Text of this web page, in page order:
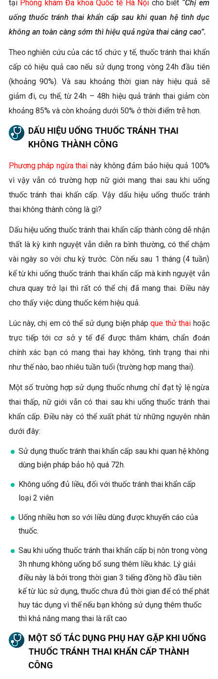
tại Phòng khám Đa khoa Quốc tế Hà Nội cho biết “Chị em
uống thuốc tránh thai khẩn cấp sau khi quan hệ tình dục
không an toàn càng sớm thì hiệu quả ngừa thai càng cao”.
Theo nghiên cứu của các tổ chức y tế, thuốc tránh thai khẩn
cấp có hiệu quả cao nếu sử dụng trong vòng 24h đầu tiên
(khoảng 90%). Và sau khoảng thời gian này hiệu quả sẽ
giảm đi, cụ thể, từ 24h – 48h hiệu quả tránh thai giảm còn
khoảng 85% và còn khoảng dưới 50% ở thời điểm trễ hơn.
DẤU HIỆU UỐNG THUỐC TRÁNH THAI
KHÔNG THÀNH CÔNG
Phương pháp ngừa thai này không đảm bảo hiệu quả 100%
vì vậy vẫn có trường hợp nữ giới mang thai sau khi uống
thuốc tránh thai khẩn cấp. Vậy dấu hiệu uống thuốc tránh
thai không thành công là gì?
Dấu hiệu uống thuốc tránh thai khẩn cấp thành công dễ nhận
thất là kỳ kinh nguyệt vẫn diễn ra bình thường, có thể chậm
vài ngày so với chu kỳ trước. Còn nếu sau 1 tháng (4 tuần)
kể từ khi uống thuốc tránh thai khẩn cấp mà kinh nguyệt vẫn
chưa quay trở lại thì rất có thể chị đã mang thai. Điều này
cho thấy việc dùng thuốc kém hiệu quả.
Lúc này, chị em có thể sử dụng biện phápque thử thai hoặc
trực tiếp tới cơ sở y tế để được thăm khám, chẩn đoán
chính xác bạn có mang thai hay không, tình trạng thai nhi
như thế nào, bao nhiêu tuần tuổi (trường hợp mang thai).
Một số trường hợp sử dụng thuốc nhưng chỉ đạt tỷ lệ ngừa
thai thấp, nữ giới vẫn có thai sau khi uống thuốc tránh thai
khẩn cấp. Điều này có thể xuất phát từ những nguyên nhân
dưới đây:
Sử dụng thuốc tránh thai khẩn cấp sau khi quan hệ không
dùng biện pháp bảo hộ quá 72h.
Không uống đủ liều, đối với thuốc tránh thai khẩn cấp
loại 2 viên
Uống nhiều hơn so với liều dùng được khuyến cáo của
thuốc.
Sau khi uống thuốc tránh thai khẩn cấp bị nôn trong vòng
3h nhưng không uống bổ sung thêm liều khác. Lý giải
điều này là bởi trong thời gian 3 tiếng đồng hồ đầu tiên
kể từ lúc sử dụng, thuốc chưa đủ thời gian để có thể phát
huy tác dụng vì thế nếu bạn không sử dụng thêm thuốc
thì khả năng mang thai là rất cao
MỘT SỐ TÁC DỤNG PHỤ HAY GẶP KHI UỐNG
THUỐC TRÁNH THAI KHẨN CẤP THÀNH
CÔNG